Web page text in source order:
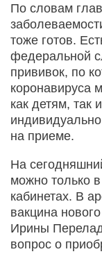
По словам
тоже готов.
федеральной
прививок, по
коронавируса
как детям, так
на приеме.
На
можно только
кабинетах. В
вакцина
Ирины
вопрос о